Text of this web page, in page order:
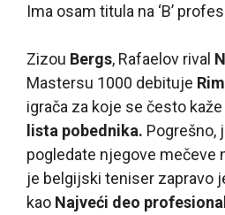
Ima osam titula na ‘B’
Zizou Bergs, Rafaelov rival
Mastersu 1000 debituje Rim
igrača za koje se često
lista pobednika. Pogrešno,
pogledate njegove mečeve
je belgijski teniser zapravo
kao Najveći deo